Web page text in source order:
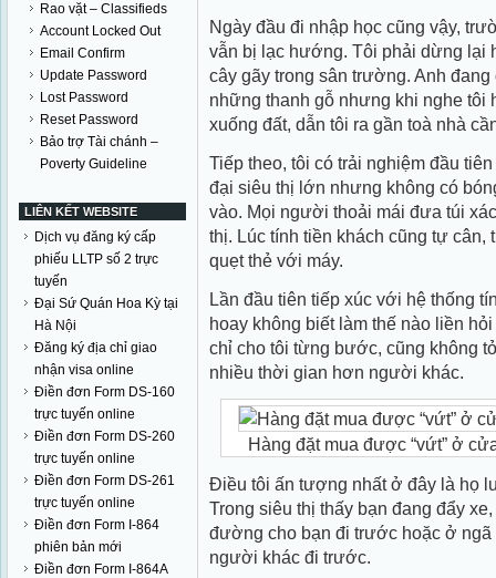
Rao vặt – Classifieds
Account Locked Out
Email Confirm
Update Password
Lost Password
Reset Password
Bảo trợ Tài chánh –
Poverty Guideline
LIÊN KẾT WEBSITE
Dịch vụ đăng ký cấp
phiếu LLTP số 2 trực
tuyến
Đại Sứ Quán Hoa Kỳ tại
Hà Nội
Đăng ký địa chỉ giao
nhận visa online
Điền đơn Form DS-160
trực tuyến online
Điền đơn Form DS-260
trực tuyến online
Điền đơn Form DS-261
trực tuyến online
Điền đơn Form I-864
phiên bản mới
Điền đơn Form I-864A
Ngày đầu đi nhập học cũng vậy,
vẫn bị lạc hướng. Tôi phải dừng lại
cây gãy trong sân trường. Anh
những thanh gỗ nhưng khi nghe tôi
xuống đất, dẫn tôi ra gần toà nhà
Tiếp theo, tôi có trải nghiệm đầu
đại siêu thị lớn nhưng không có
vào. Mọi người thoải mái đưa túi
thị. Lúc tính tiền khách cũng tự
quẹt thẻ với máy.
Lần đầu tiên tiếp xúc với hệ thống
hoay không biết làm thế nào liền
chỉ cho tôi từng bước, cũng không
nhiều thời gian hơn người khác.
Hàng đặt mua được “vứt” ở
Điều tôi ấn tượng nhất ở đây là họ
Trong siêu thị thấy bạn đang đẩy
đường cho bạn đi trước hoặc ở
người khác đi trước.